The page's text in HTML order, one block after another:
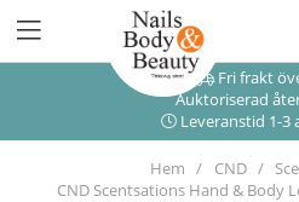
Fri frakt
Auktoriserad
Leveranstid 1-3
Hem CND
CND Scentsations Hand & Body